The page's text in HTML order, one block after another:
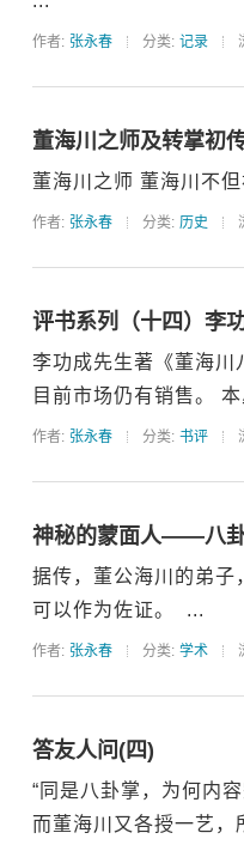
作者: 张永春 分类: 记录
董海川之师及转掌初
董海川之师 董海川不
作者: 张永春 分类: 历史
评书系列（十四）李
李功成先生著《董海川
目前市场仍有销售。
作者: 张永春 分类: 书评
神秘的蒙面人——八
据传，董公海川的弟子
可以作为佐证。 ...
作者: 张永春 分类: 学术
答友人问(四)
“同是八卦掌，为何内
而董海川又各授一艺